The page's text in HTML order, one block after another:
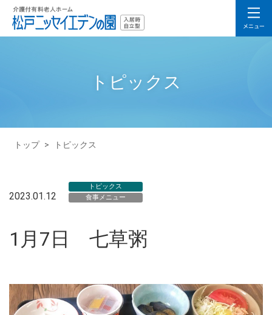
トピックス
トップ > トピックス
2023.01.12
トピックス
食事メニュー
1月7日 七草粥